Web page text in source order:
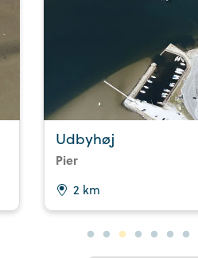
Udbyhøj
Pier
2 km